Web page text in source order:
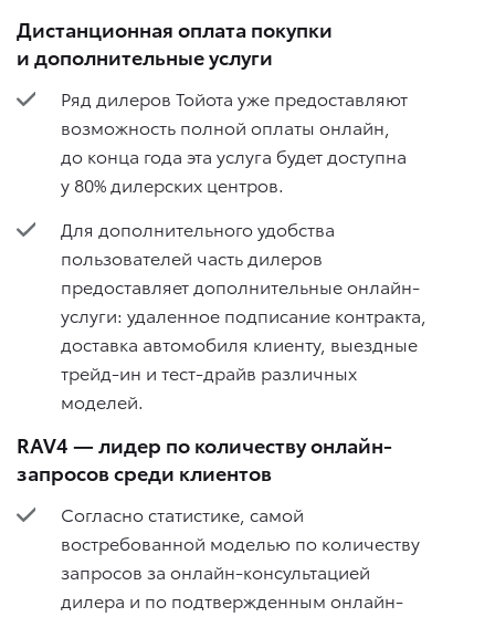
Дистанционная оплата покупки
и дополнительные услуги
Ряд дилеров Тойота уже предоставляют
возможность полной оплаты онлайн,
до конца года эта услуга будет доступна
у 80% дилерских центров.
Для дополнительного удобства
пользователей часть дилеров
предоставляет дополнительные онлайн-
услуги: удаленное подписание контракта,
доставка автомобиля клиенту, выездные
трейд-ин и тест-драйв различных
моделей.
RAV4 — лидер по количеству онлайн-
запросов среди клиентов
Согласно статистике, самой
востребованной моделью по количеству
запросов за онлайн-консультацией
дилера и по подтвержденным онлайн-